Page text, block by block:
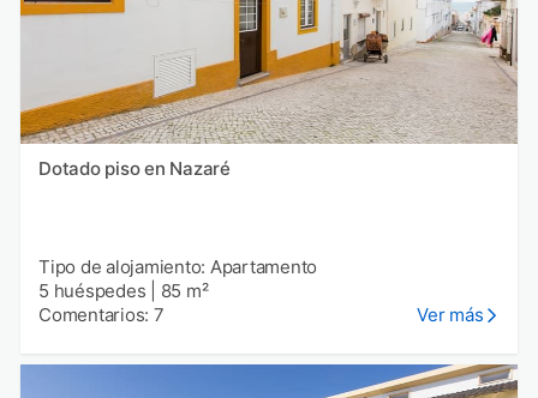
Dotado piso en Nazaré
Tipo de alojamiento: Apartamento
5 huéspedes
85 m²
Comentarios: 7
Ver más